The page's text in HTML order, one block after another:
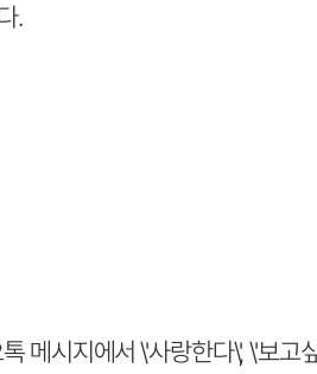
.
메시지에서 \'사랑한다\', \'보